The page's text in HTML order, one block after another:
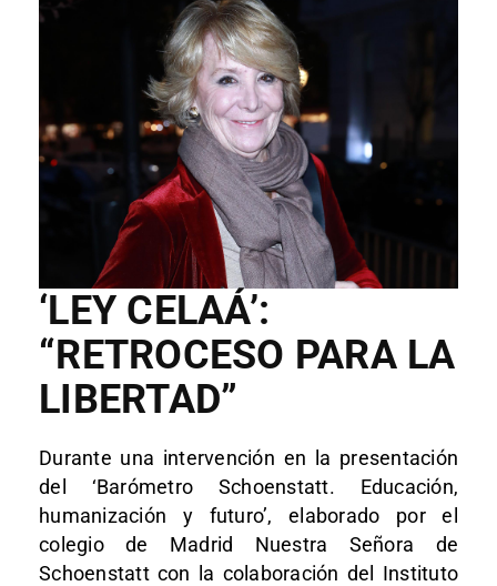
‘LEY CELAÁ’:
“RETROCESO PARA LA
LIBERTAD”
Durante una intervención en la presentación
del ‘Barómetro Schoenstatt. Educación,
humanización y futuro’, elaborado por el
colegio de Madrid Nuestra Señora de
Schoenstatt con la colaboración del Instituto